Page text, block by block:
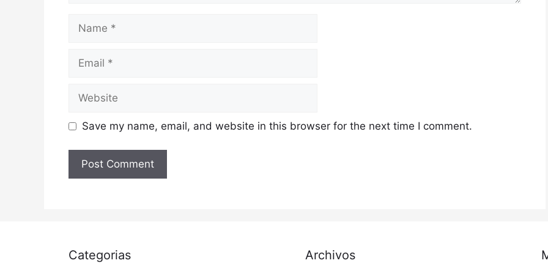
Name
Email
Website
Save my name, email, and website in this browser for the next time I comment.
Categorias Archivos